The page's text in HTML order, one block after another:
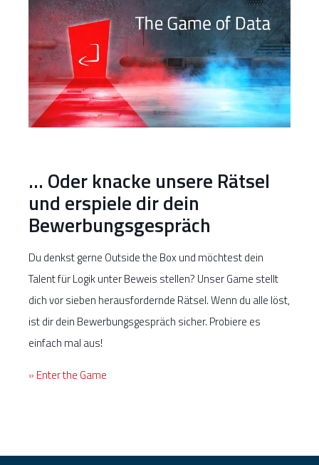
… Oder knacke unsere Rätsel
und erspiele dir dein
Bewerbungsgespräch
Du denkst gerne Outside the Box und möchtest dein
Talent für Logik unter Beweis stellen? Unser Game stellt
dich vor sieben herausfordernde Rätsel. Wenn du alle löst,
ist dir dein Bewerbungsgespräch sicher. Probiere es
einfach mal aus!
» Enter the Game